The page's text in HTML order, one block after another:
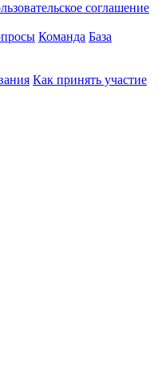
соглашение
Команда База
Как принять участие